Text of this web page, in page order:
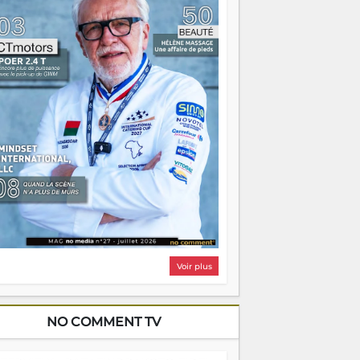
on pourrait s'arrêter là, applaudir et
chez soi satisfait. Mais ce serait
à côté d'une chose essentielle. La
ça brûle fort — et parfois, ça brûle
Une flamme sans direction peut
autant qu'elle peut consumer. C'est
que les aînés entrent en scène — pas
reprendre le gouvernail, mais pour
où sont les récifs. Les jeunes ont la
les vieux ont l'expérience, comme on
Ce n'est pas un combat de générations
c'est une question d'équipage. Partagez
réussites, mais aussi vos échecs. Surtout
échecs, d'ailleurs — ils enseignent
que n'importe quel manuel. À
la barque avance. Il faut juste
que tout le monde rame dans le
Voir plus
NO COMMENT TV